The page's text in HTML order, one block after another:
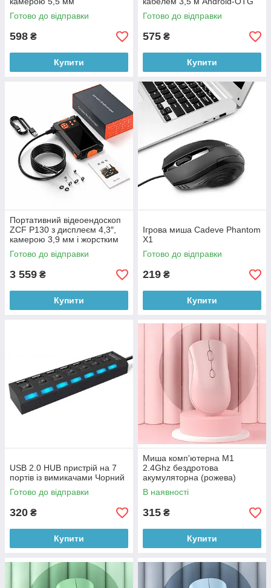
Готово до відправки
598 ₴
Купити
Готово до відправки
575 ₴
Купити
Портативний відеоендоскоп
ZCF P130 з дисплеєм 4,3″,
камерою 3,9 мм і жорстким
кабелем 5 м
Готово до відправки
3 559 ₴
Купити
Ігрова миша Cadeve Phantom
X1
Готово до відправки
219 ₴
Купити
USB 2.0 HUB пристрій на 7
портів із вимикачами Чорний
Готово до відправки
320 ₴
Купити
Миша комп'ютерна M1
2.4Ghz бездротова
акумуляторна (рожева)
В наявності
315 ₴
Купити